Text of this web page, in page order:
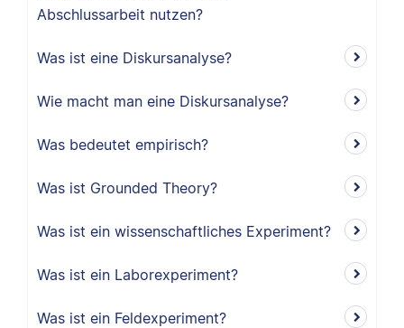
Abschlussarbeit nutzen?
Was ist eine Diskursanalyse?
Wie macht man eine Diskursanalyse?
Was bedeutet empirisch?
Was ist Grounded Theory?
Was ist ein wissenschaftliches Experiment?
Was ist ein Laborexperiment?
Was ist ein Feldexperiment?